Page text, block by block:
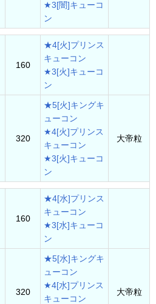
★3[闇]キューコ
ン
160
★4[火]プリンス
キューコン
★3[火]キューコ
ン
320
★5[火]キングキ
ューコン
★4[火]プリンス
キューコン
★3[火]キューコ
ン
大帝粒
160
★4[水]プリンス
キューコン
★3[水]キューコ
ン
320
★5[水]キングキ
ューコン
★4[水]プリンス
キューコン
大帝粒